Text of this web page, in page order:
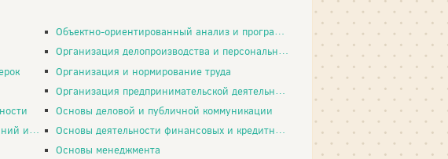
Объектно-ориентированный анализ и программирование
Организация делопроизводства и персональный менеджмент
Организация и нормирование труда
Организация предпринимательской деятельности
Основы деловой и публичной коммуникации
Основы деятельности финансовых и кредитных институтов
Основы менеджмента